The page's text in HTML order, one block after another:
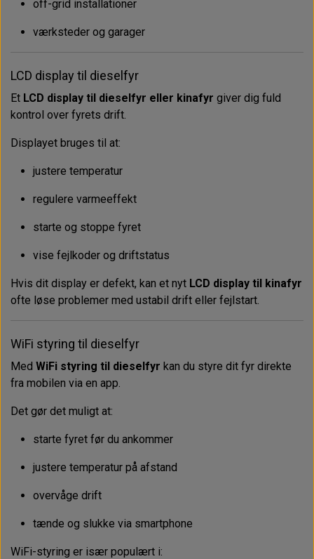
off-grid installationer
værksteder og garager
LCD display til dieselfyr
Et LCD display til dieselfyr eller kinafyr giver dig fuld
kontrol over fyrets drift.
Displayet bruges til at:
justere temperatur
regulere varmeeffekt
starte og stoppe fyret
vise fejlkoder og driftstatus
Hvis dit display er defekt, kan et nyt LCD display til kinafyr
ofte løse problemer med ustabil drift eller fejlstart.
WiFi styring til dieselfyr
Med WiFi styring til dieselfyr kan du styre dit fyr direkte
fra mobilen via en app.
Det gør det muligt at:
starte fyret før du ankommer
justere temperatur på afstand
overvåge drift
tænde og slukke via smartphone
WiFi-styring er især populært i: